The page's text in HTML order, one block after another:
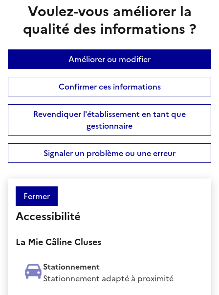
Voulez-vous améliorer la
qualité des informations ?
Améliorer ou modifier
Confirmer ces informations
Revendiquer l'établissement en tant que
gestionnaire
Signaler un problème ou une erreur
Fermer
Accessibilité
La Mie Câline Cluses
Stationnement
Stationnement adapté à proximité